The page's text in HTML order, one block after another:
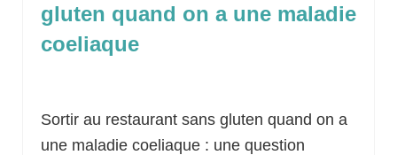
gluten quand on a une maladie
coeliaque
Sortir au restaurant sans gluten quand on a
une maladie coeliaque : une question